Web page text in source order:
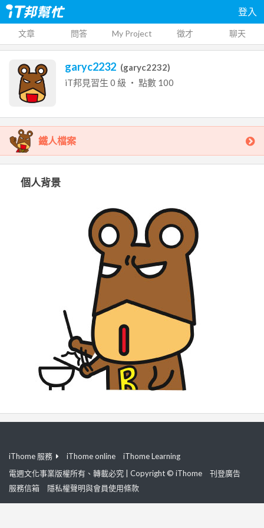
登入
文章 問答 My Project 徵才 聊天
garyc2232 (garyc2232)
iT邦見習生 0 級 ‧ 點數 100
鐵人檔案
個人背景
iThome 服務 iThome online
iThome Learning
電週文化事業版權所有、轉載必究 | Copyright © iThome
刊登廣告
服務信箱
隱私權聲明與會員使用條款